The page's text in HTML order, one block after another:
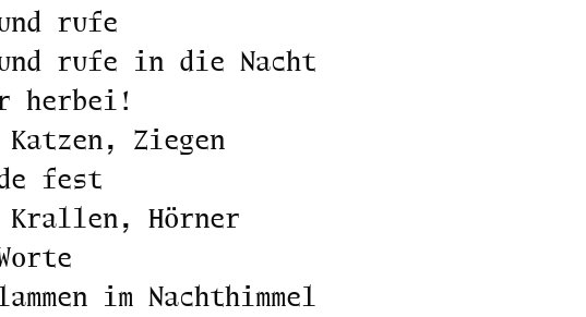
rufe
rufe in die Nacht
herbei!
Katzen, Ziegen
fest
Krallen, Hörner
im Nachthimmel